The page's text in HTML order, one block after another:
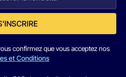
confirmez que vous acceptez nos
et Conditions